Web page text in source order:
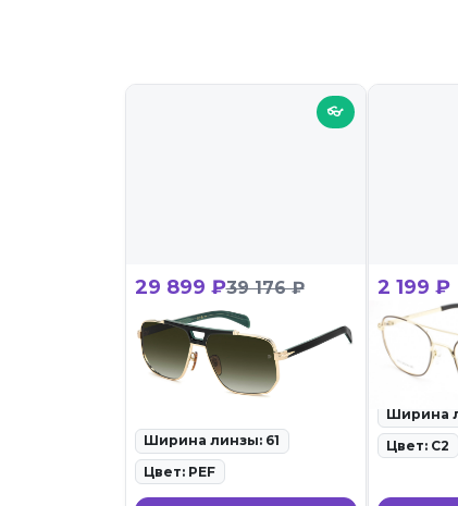
👓
29 899 ₽39 176 ₽
David Beckham DB
7157/S PEF
ID: 141296 • Солнцезащитные
очки • 30.05.26
Ширина линзы: 61
Цвет: PEF
2 199 ₽
CONSUL
ID: 141291
30.05.26
Ширина
Цвет: C2